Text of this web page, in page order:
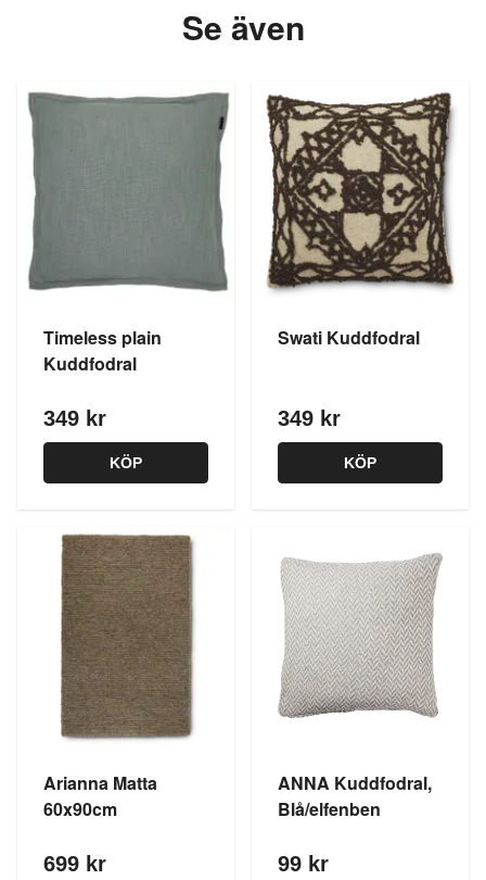
Se även
Timeless plain
Kuddfodral
349 kr
KÖP
Swati Kuddfodral
349 kr
KÖP
Arianna Matta
60x90cm
699 kr
ANNA Kuddfodral,
Blå/elfenben
99 kr